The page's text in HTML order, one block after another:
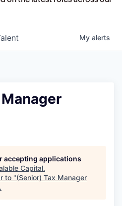
My alerts
accepting applications
Capital.
to "(Senior) Tax Manager
.